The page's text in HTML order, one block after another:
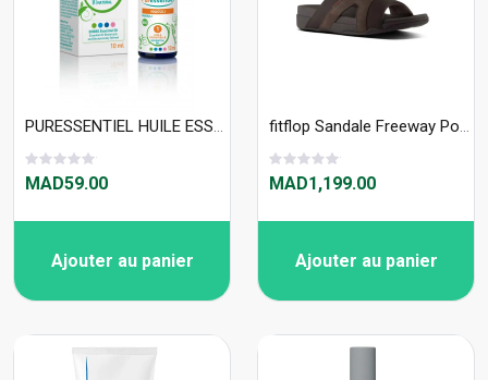
PURESSENTIEL HUILE ESSENTIELLE NIAOULI BIO 10ML
MAD59.00
Ajouter au panier
fitflop Sandale Freeway Pool - SFT1030
MAD1,199.00
Ajouter au panier